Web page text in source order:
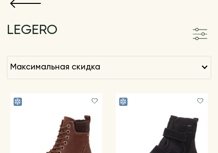
LEGERO
максимальная скидка